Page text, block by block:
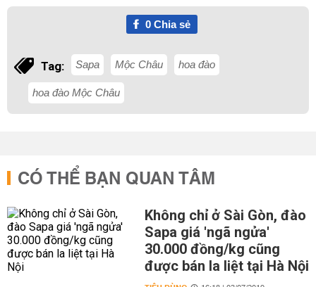
0Chia sẻ
Tag: Sapa Mộc Châu hoa đào
hoa đào Mộc Châu
CÓ THỂ BẠN QUAN TÂM
Không chỉ ở Sài Gòn, đào
Sapa giá 'ngã ngửa'
30.000 đồng/kg cũng
được bán la liệt tại Hà Nội